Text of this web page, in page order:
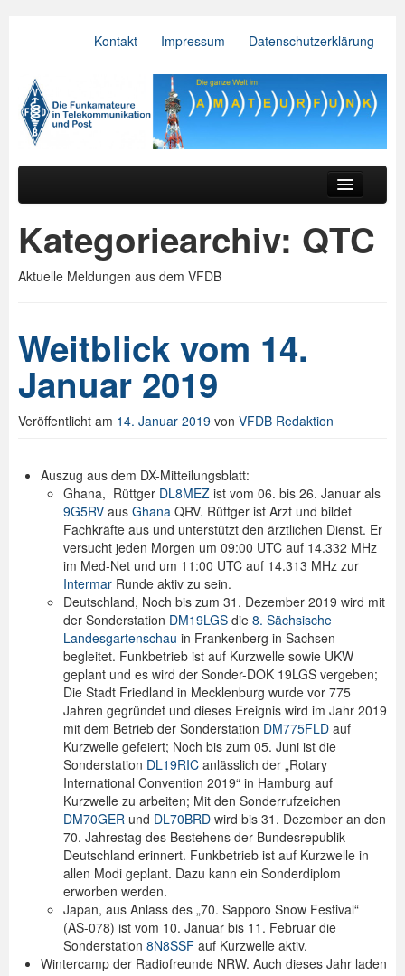
Kontakt Impressum Datenschutzerklärung
VFDB e.V.
Hauptmenü
Der Verein
Referate
Relais
Downloads
Spenden
Kategoriearchiv: QTC
Aktuelle Meldungen aus dem VFDB
Weitblick vom 14.
Januar 2019
Veröffentlicht am 14. Januar 2019 von VFDB Redaktion
Auszug aus dem DX-Mitteilungsblatt:
Ghana, Rüttger DL8MEZ ist vom 06. bis 26. Januar als
9G5RV aus Ghana QRV. Rüttger ist Arzt und bildet
Fachkräfte aus und unterstützt den ärztlichen Dienst. Er
versucht jeden Morgen um 09:00 UTC auf 14.332 MHz
im Med-Net und um 11:00 UTC auf 14.313 MHz zur
Intermar Runde aktiv zu sein.
Deutschland, Noch bis zum 31. Dezember 2019 wird mit
der Sonderstation DM19LGS die 8. Sächsische
Landesgartenschau in Frankenberg in Sachsen
begleitet. Funkbetrieb ist auf Kurzwelle sowie UKW
geplant und es wird der Sonder-DOK 19LGS vergeben;
Die Stadt Friedland in Mecklenburg wurde vor 775
Jahren gegründet und dieses Ereignis wird im Jahr 2019
mit dem Betrieb der Sonderstation DM775FLD auf
Kurzwelle gefeiert; Noch bis zum 05. Juni ist die
Sonderstation DL19RIC anlässlich der „Rotary
International Convention 2019“ in Hamburg auf
Kurzwelle zu arbeiten; Mit den Sonderrufzeichen
DM70GER und DL70BRD wird bis 31. Dezember an den
70. Jahrestag des Bestehens der Bundesrepublik
Deutschland erinnert. Funkbetrieb ist auf Kurzwelle in
allen Modi geplant. Dazu kann ein Sonderdiplom
erworben werden.
Japan, aus Anlass des „70. Sapporo Snow Festival“
(AS-078) ist vom 10. Januar bis 11. Februar die
Sonderstation 8N8SSF auf Kurzwelle aktiv.
Wintercamp der Radiofreunde NRW. Auch dieses Jahr laden